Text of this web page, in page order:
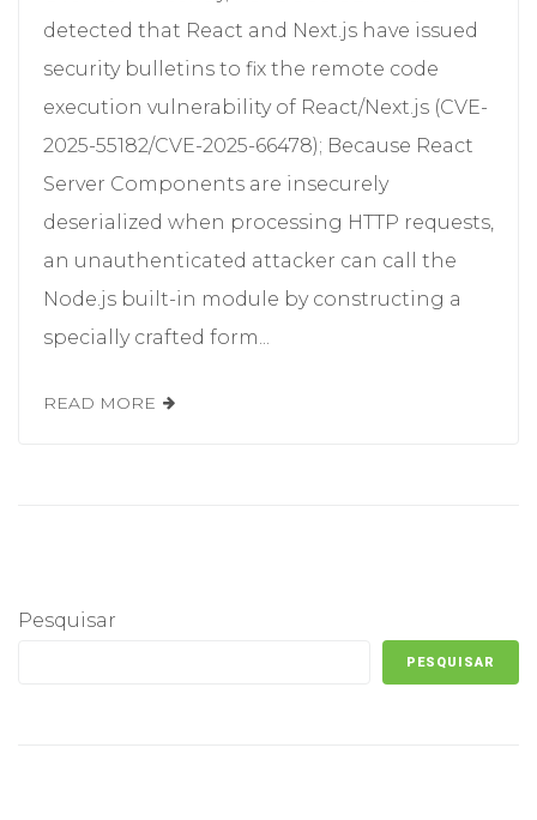
detected that React and Next.js have issued
security bulletins to fix the remote code
execution vulnerability of React/Next.js (CVE-
2025-55182/CVE-2025-66478); Because React
Server Components are insecurely
deserialized when processing HTTP requests,
an unauthenticated attacker can call the
Node.js built-in module by constructing a
specially crafted form...
READ MORE
Pesquisar
PESQUISAR